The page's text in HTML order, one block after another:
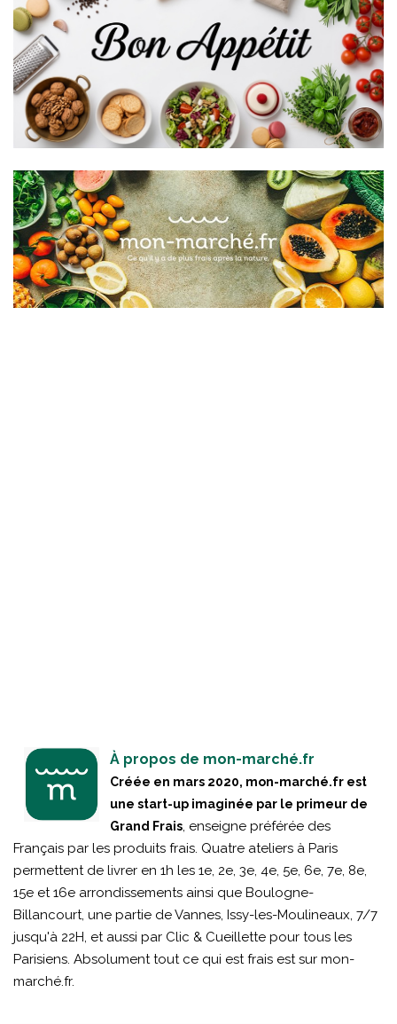
À propos de mon-marché.fr
Créée en mars 2020, mon-marché.fr est
une start-up imaginée par le primeur de
Grand Frais, enseigne préférée des
Français par les produits frais. Quatre ateliers à Paris
permettent de livrer en 1h les 1e, 2e, 3e, 4e, 5e, 6e, 7e, 8e,
15e et 16e arrondissements ainsi que Boulogne-
Billancourt, une partie de Vannes, Issy-les-Moulineaux, 7/7
jusqu'à 22H, et aussi par Clic & Cueillette pour tous les
Parisiens. Absolument tout ce qui est frais est sur mon-
marché.fr.